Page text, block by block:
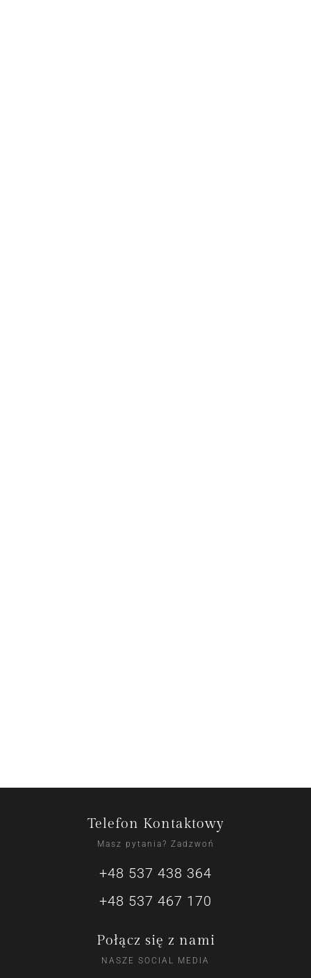
Telefon Kontaktowy
Masz pytania? Zadzwoń
+48 537 438 364
+48 537 467 170
Połącz się z nami
NASZE SOCIAL MEDIA